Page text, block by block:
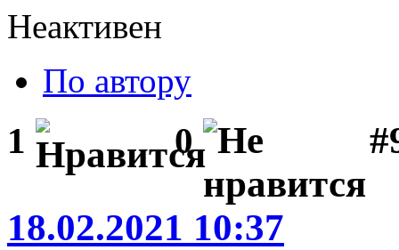
Неактивен
По автору
1 0
18.02.2021 10:37